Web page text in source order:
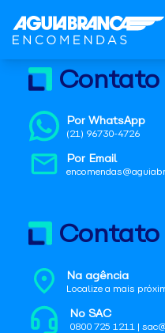
Contato
Por WhatsApp
(21) 96730-4726
Por Email
Na agência
Localize a mais
No SAC
0800 725 1211 |